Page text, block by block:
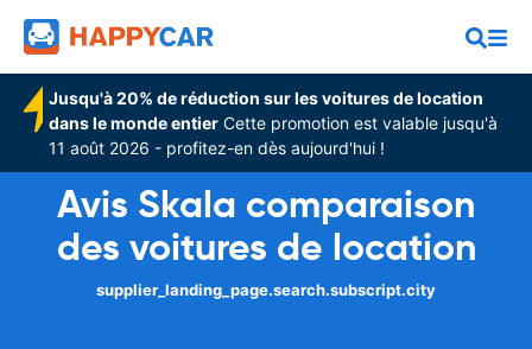
Jusqu'à 20% de réduction sur les voitures de location
dans le monde entier Cette promotion est valable jusqu'à
11 août 2026 - profitez-en dès aujourd'hui !
Avis Skala comparaison
des voitures de location
supplier_landing_page.search.subscript.city